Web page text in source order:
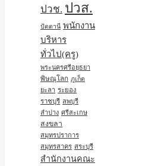
ปวช. ปวส.
ปัตตานี พนักงาน
บริหาร
ทั่วไป(ครู)
พระนครศรีอยุธยา
พิษณุโลก ภูเก็ต
ยะลา ระยอง
ราชบุรี ลพบุรี
ลำปาง ศรีสะเกษ
สงขลา
สมุทรปราการ
สมุทรสาคร สระบุรี
สำนักงานคณะ